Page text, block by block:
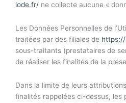
iode.fr/ ne collecte aucune «
Les Données Personnelles de
traitées par des filiales de
sous-traitants (prestataires de
de réaliser les finalités de la
Dans la limite de leurs
finalités rappelées ci-dessus, les